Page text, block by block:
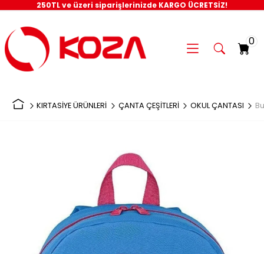
250TL ve üzeri siparişlerinizde KARGO ÜCRETSİZ!
0
KIRTASİYE ÜRÜNLERİ ÇANTA ÇEŞİTLERİ OKUL ÇANTASI